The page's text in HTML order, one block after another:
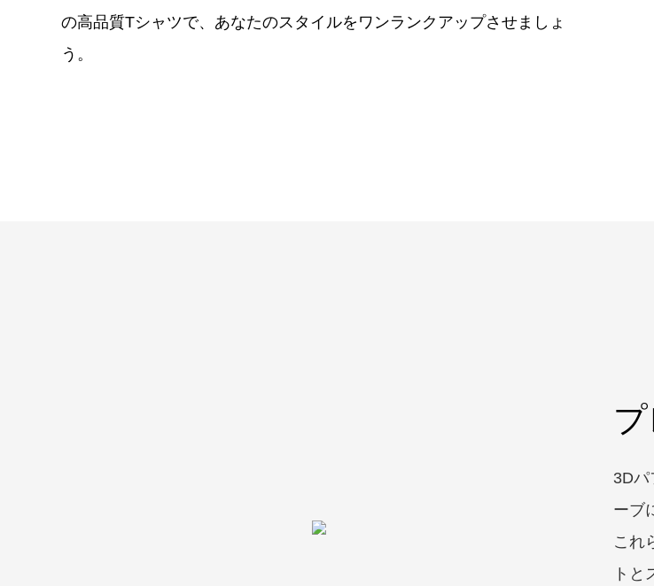
の高品質Tシャツで、あなたのスタイルをワンランクアップさせましょ
う。
3Dパ
ーブ
これ
トと